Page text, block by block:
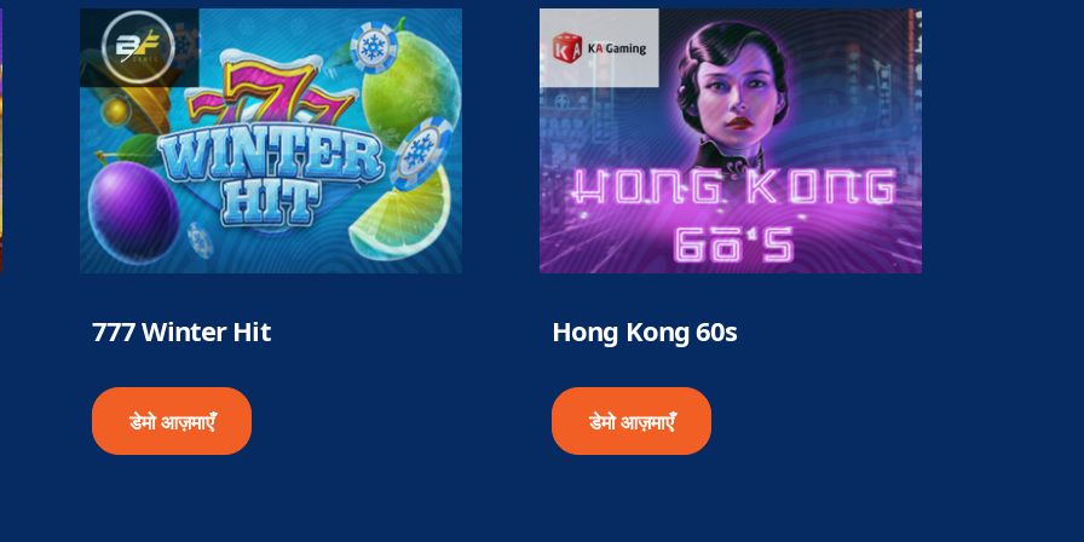
777 Winter Hit
डेमो आज़माएँ
Hong Kong 60s
डेमो आज़माएँ